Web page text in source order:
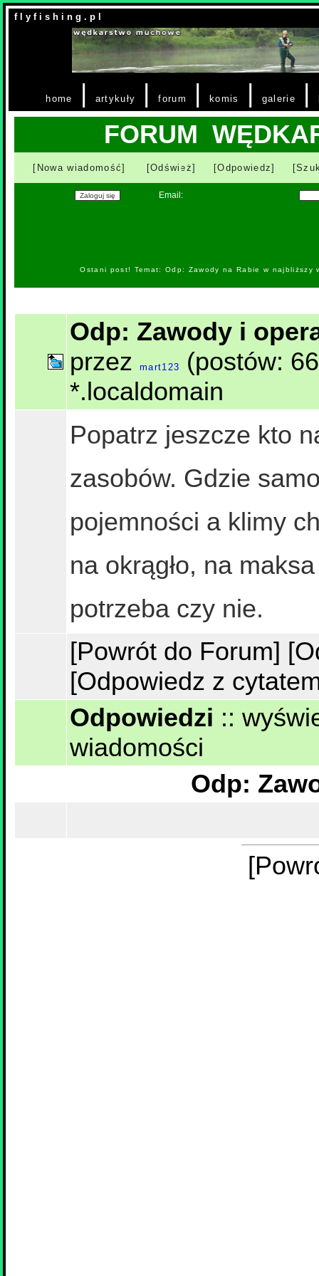
f l y f i s h i n g . p l
home | artykuły |forum | komis | galerie |
FORUM
[Nowa wiadomość] [Odśwież] [Odpowiedz]
Email:
Ostani post! Temat: Odp: Zawody na Rabie w
Odp: Zawody i
przez
mart123
(postów:
*.localdomain
Popatrz jeszcze kto
zasobów. Gdzie
pojemności a klimy
na okrągło, na
potrzeba czy nie.
[Powrót do Forum]
[Odpowiedz z
Odpowiedzi ::
wiadomości